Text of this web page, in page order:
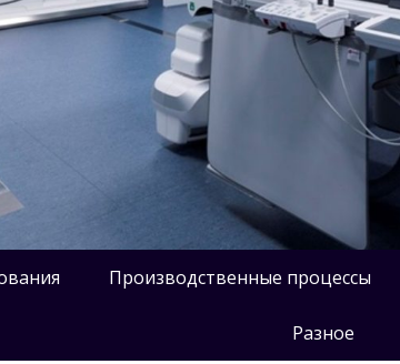
Производственные процессы
Разное